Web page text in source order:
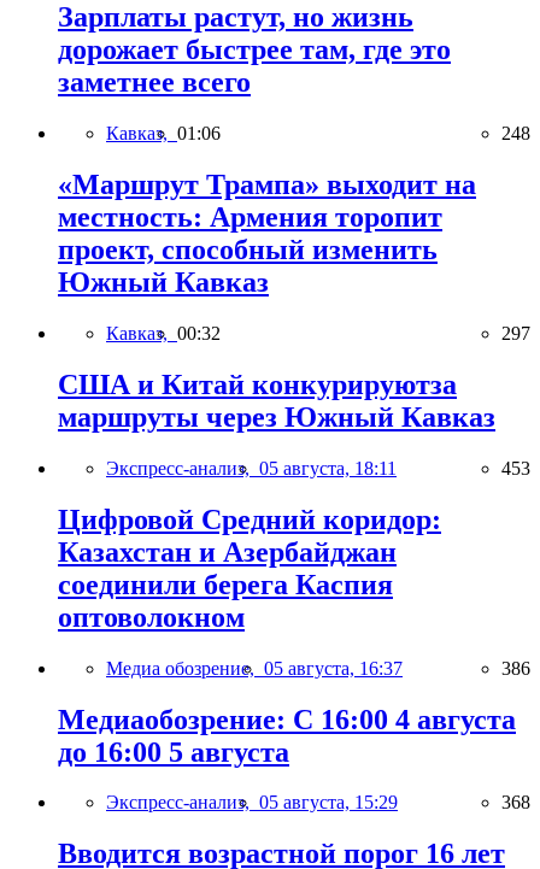
Зарплаты растут, но жизнь
дорожает быстрее там, где это
заметнее всего
Кавказ, 01:06 248
«Маршрут Трампа» выходит на
местность: Армения торопит
проект, способный изменить
Южный Кавказ
Кавказ, 00:32 297
США и Китай конкурируютза
маршруты через Южный Кавказ
Экспресс-анализ, 05 августа, 18:11 453
Цифровой Средний коридор:
Казахстан и Азербайджан
соединили берега Каспия
оптоволокном
Медиа обозрение, 05 августа, 16:37 386
Медиаобозрение: С 16:00 4 августа
до 16:00 5 августа
Экспресс-анализ, 05 августа, 15:29 368
Вводится возрастной порог 16 лет